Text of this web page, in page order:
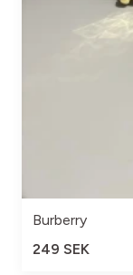
Burberry
249 SEK